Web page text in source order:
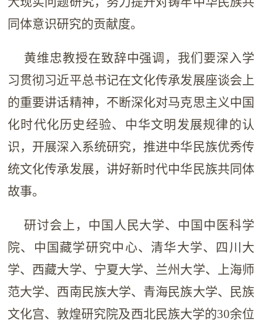
同体意识研究的贡献度。
黄维忠教授在致辞中强调，我们要深入学
习贯彻习近平总书记在文化传承发展座谈会上
的重要讲话精神，不断深化对马克思主义中国
化时代化历史经验、中华文明发展规律的认
识，开展深入系统研究，推进中华民族优秀传
统文化传承发展，讲好新时代中华民族共同体
故事。
研讨会上，中国人民大学、中国中医科学
院、中国藏学研究中心、清华大学、四川大
学、西藏大学、宁夏大学、兰州大学、上海师
范大学、西南民族大学、青海民族大学、民族
文化宫、敦煌研究院及西北民族大学的30余位